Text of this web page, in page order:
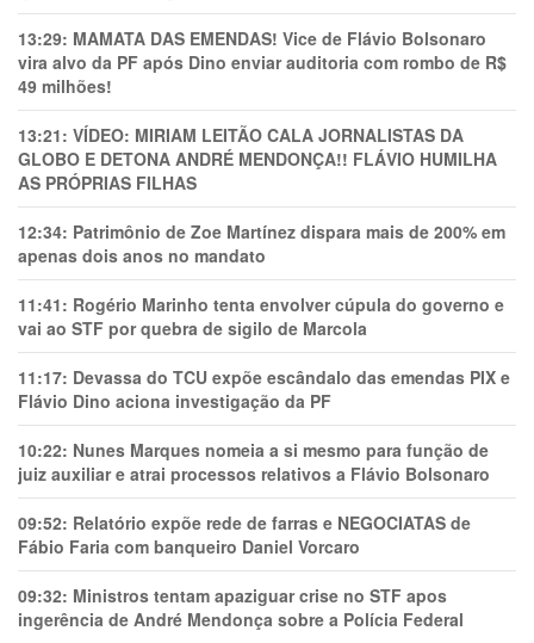
13:29: MAMATA DAS EMENDAS! Vice de Flávio Bolsonaro
vira alvo da PF após Dino enviar auditoria com rombo de R$
49 milhões!
13:21: VÍDEO: MIRIAM LEITÃO CALA JORNALISTAS DA
GLOBO E DETONA ANDRÉ MENDONÇA!! FLÁVIO HUMILHA
AS PRÓPRIAS FILHAS
12:34: Patrimônio de Zoe Martínez dispara mais de 200% em
apenas dois anos no mandato
11:41: Rogério Marinho tenta envolver cúpula do governo e
vai ao STF por quebra de sigilo de Marcola
11:17: Devassa do TCU expõe escândalo das emendas PIX e
Flávio Dino aciona investigação da PF
10:22: Nunes Marques nomeia a si mesmo para função de
juiz auxiliar e atrai processos relativos a Flávio Bolsonaro
09:52: Relatório expõe rede de farras e NEGOCIATAS de
Fábio Faria com banqueiro Daniel Vorcaro
09:32: Ministros tentam apaziguar crise no STF apos
ingerência de André Mendonça sobre a Polícia Federal